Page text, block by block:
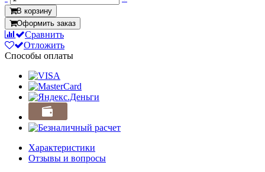
В корзину
Оформить заказ
Сравнить
Отложить
Способы оплаты
Характеристики
Отзывы и вопросы